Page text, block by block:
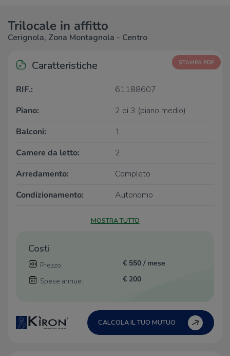
Trilocale in affitto
Cerignola, Zona Montagnola - Centro
Caratteristiche STAMPA PDF
RIF.:
61188607
Piano:
2 di 3 (piano medio)
Balconi:
1
Camere da letto:
2
Arredamento:
Completo
Condizionamento:
Autonomo
MOSTRA TUTTO
Costi
Prezzo:
€ 550 / mese
Spese annue:
€ 200
CALCOLA IL TUO MUTUO